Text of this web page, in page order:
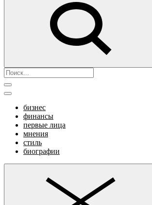
бизнес
финансы
первые лица
мнения
стиль
биографии